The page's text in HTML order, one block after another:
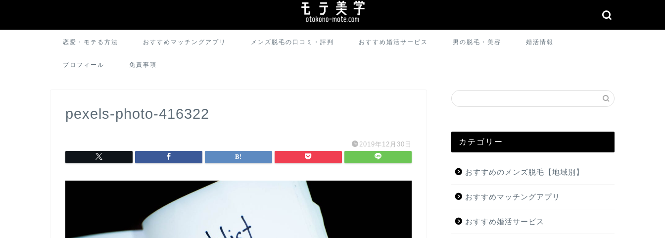
恋愛・モテる方法 おすすめマッチングアプリ メンズ脱毛の口コミ・評判 おすすめ婚活サービス 男の脱毛・美容 婚活情報
プロフィール 免責事項
pexels-photo-416322
2019年12月30日 カテゴリー
おすすめのメンズ脱毛【地域別】
おすすめマッチングアプリ
おすすめ婚活サービス